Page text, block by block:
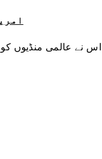
اس نے عالمی منڈیوں کو